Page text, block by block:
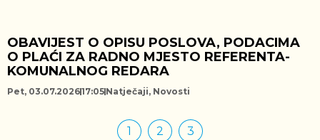
OBAVIJEST O OPISU POSLOVA, PODACIMA
O PLAĆI ZA RADNO MJESTO REFERENTA-
KOMUNALNOG REDARA
Pet, 03.07.202617:05 Natječaji, Novosti
1 2 3